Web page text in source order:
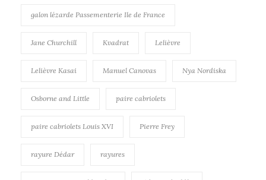
galon lézarde Passementerie Ile de France
Jane Churchill Kvadrat Lelièvre
Lelièvre Kasai Manuel Canovas Nya Nordiska
Osborne and Little paire cabriolets
paire cabriolets Louis XVI Pierre Frey
rayure Dédar rayures